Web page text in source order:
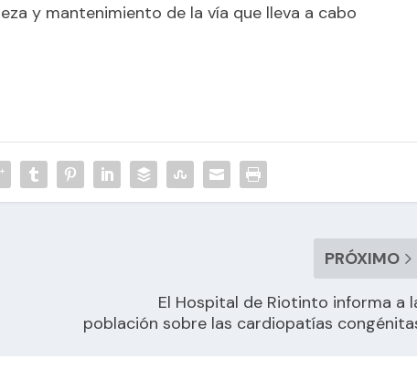
y mantenimiento de la vía que lleva a cabo
PRÓXIMO
El Hospital de Riotinto informa a
población sobre las cardiopatías